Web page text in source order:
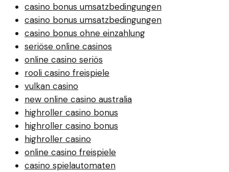
casino bonus umsatzbedingungen
casino bonus umsatzbedingungen
casino bonus ohne einzahlung
seriöse online casinos
online casino seriös
rooli casino freispiele
vulkan casino
new online casino australia
highroller casino bonus
highroller casino bonus
highroller casino
online casino freispiele
casino spielautomaten